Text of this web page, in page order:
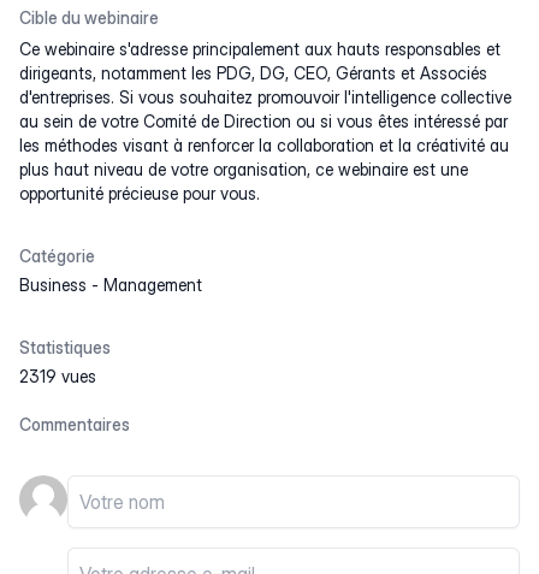
Cible du webinaire
Ce webinaire s'adresse principalement aux hauts responsables et
dirigeants, notamment les PDG, DG, CEO, Gérants et Associés
d'entreprises. Si vous souhaitez promouvoir l'intelligence collective
au sein de votre Comité de Direction ou si vous êtes intéressé par
les méthodes visant à renforcer la collaboration et la créativité au
plus haut niveau de votre organisation, ce webinaire est une
opportunité précieuse pour vous.
Catégorie
Business - Management
Statistiques
2319 vues
Commentaires
Votre nom
Votre email